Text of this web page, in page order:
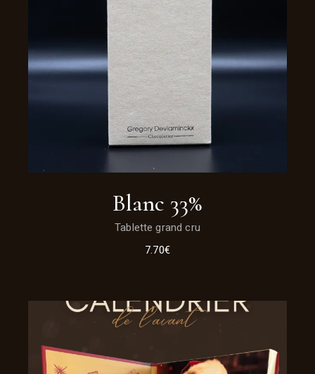
Blanc 33%
Tablette grand cru
7.70€